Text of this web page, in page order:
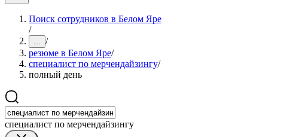
Поиск сотрудников в Белом Яре
/
... /
резюме в Белом Яре/
специалист по мерчендайзингу/
полный день
специалист по мерчендайзингу